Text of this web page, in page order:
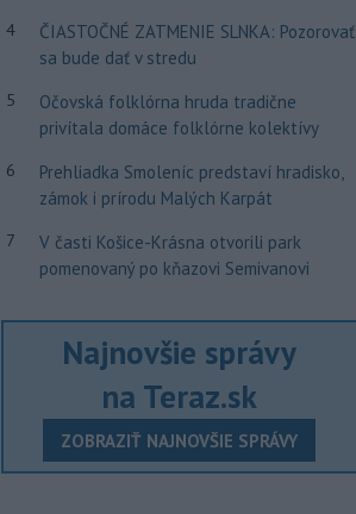
4
ČIASTOČNÉ ZATMENIE SLNKA: Pozorovať
sa bude dať v stredu
5
Očovská folklórna hruda tradične
privítala domáce folklórne kolektívy
6
Prehliadka Smoleníc predstaví hradisko,
zámok i prírodu Malých Karpát
7
V časti Košice-Krásna otvorili park
pomenovaný po kňazovi Semivanovi
Najnovšie správy
na Teraz.sk
ZOBRAZIŤ NAJNOVŠIE SPRÁVY